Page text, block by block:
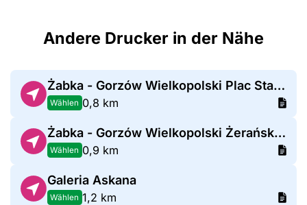
Andere Drucker in der Nähe
Żabka - Gorzów Wielkopolski Plac Staromiejski 2
Wählen 0,8 km
Żabka - Gorzów Wielkopolski Żerańska 16b
Wählen 0,9 km
Galeria Askana
Wählen 1,2 km